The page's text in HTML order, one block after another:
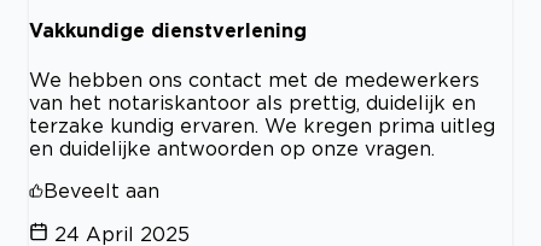
Vakkundige dienstverlening
We hebben ons contact met de medewerkers
van het notariskantoor als prettig, duidelijk en
terzake kundig ervaren. We kregen prima uitleg
en duidelijke antwoorden op onze vragen.
Beveelt aan
24 April 2025